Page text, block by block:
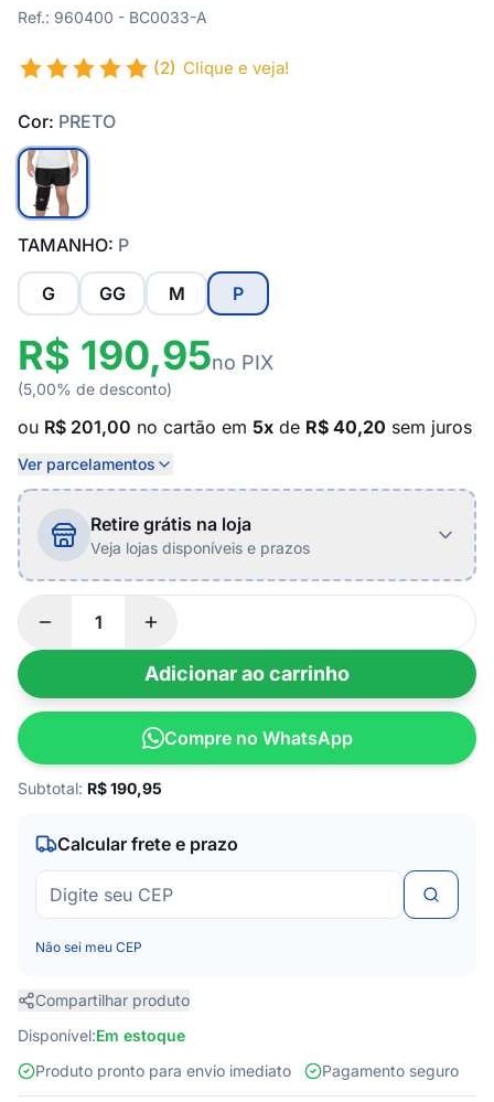
Ref.: 960400 - BC0033-A
(2) Clique e veja!
Cor: PRETO
TAMANHO: P
G GG M P
R$ 190,95no PIX
(5,00% de desconto)
ou R$ 201,00 no cartão em 5x de R$ 40,20 sem juros
Ver parcelamentos
Retire grátis na loja
Veja lojas disponíveis e prazos
Adicionar ao carrinho
Compre no WhatsApp
Subtotal: R$190,95
Calcular frete e prazo
Não sei meu CEP
Compartilhar produto
Disponível:Em estoque
Produto pronto para envio imediato
Pagamento seguro